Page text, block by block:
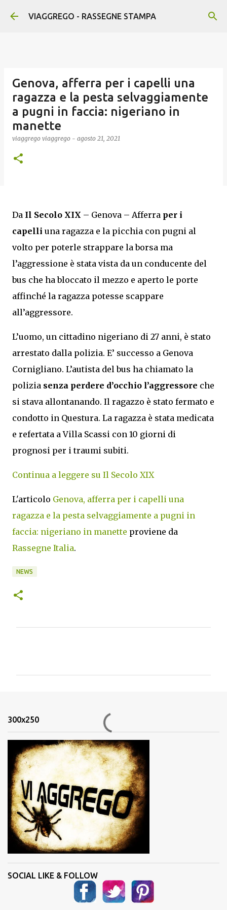
Passa ai contenuti principali
VIAGGREGO - RASSEGNE STAMPA
Genova, afferra per i capelli una
ragazza e la pesta selvaggiamente
a pugni in faccia: nigeriano in
manette
viaggrego viaggrego - agosto 21, 2021
Da Il Secolo XIX – Genova – Afferra per i
capelli una ragazza e la picchia con pugni al
volto per poterle strappare la borsa ma
l’aggressione è stata vista da un conducente del
bus che ha bloccato il mezzo e aperto le porte
affinché la ragazza potesse scappare
all’aggressore.
L’uomo, un cittadino nigeriano di 27 anni, è stato
arrestato dalla polizia. E’ successo a Genova
Cornigliano. L’autista del bus ha chiamato la
polizia senza perdere d’occhio l’aggressore che
si stava allontanando. Il ragazzo è stato fermato e
condotto in Questura. La ragazza è stata medicata
e refertata a Villa Scassi con 10 giorni di
prognosi per i traumi subiti.
Continua a leggere su Il Secolo XIX
L'articolo Genova, afferra per i capelli una
ragazza e la pesta selvaggiamente a pugni in
faccia: nigeriano in manette proviene da
Rassegne Italia.
NEWS
n
i
300x250
SOCIAL LIKE & FOLLOW